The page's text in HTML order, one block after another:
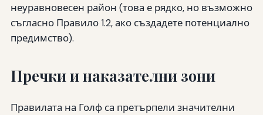
неуравновесен район (това е рядко, но възможно
съгласно Правило 1.2, ако създадете потенциално
предимство).
Пречки и наказателни зони
Правилата на Голф са претърпели значителни